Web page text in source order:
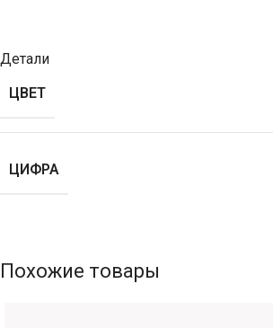
Детали
ЦВЕТ
ЦИФРА
Похожие товары